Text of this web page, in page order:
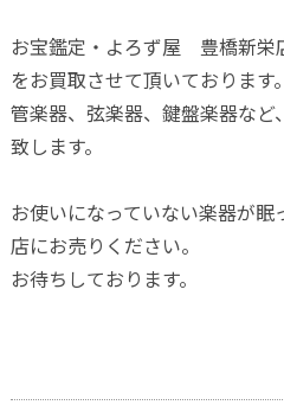
お宝鑑定・よろず屋 豊橋新栄
をお買取させて頂いております。
管楽器、弦楽器、鍵盤楽器など
致します。
お使いになっていない楽器が
店にお売りください。
お待ちしております。